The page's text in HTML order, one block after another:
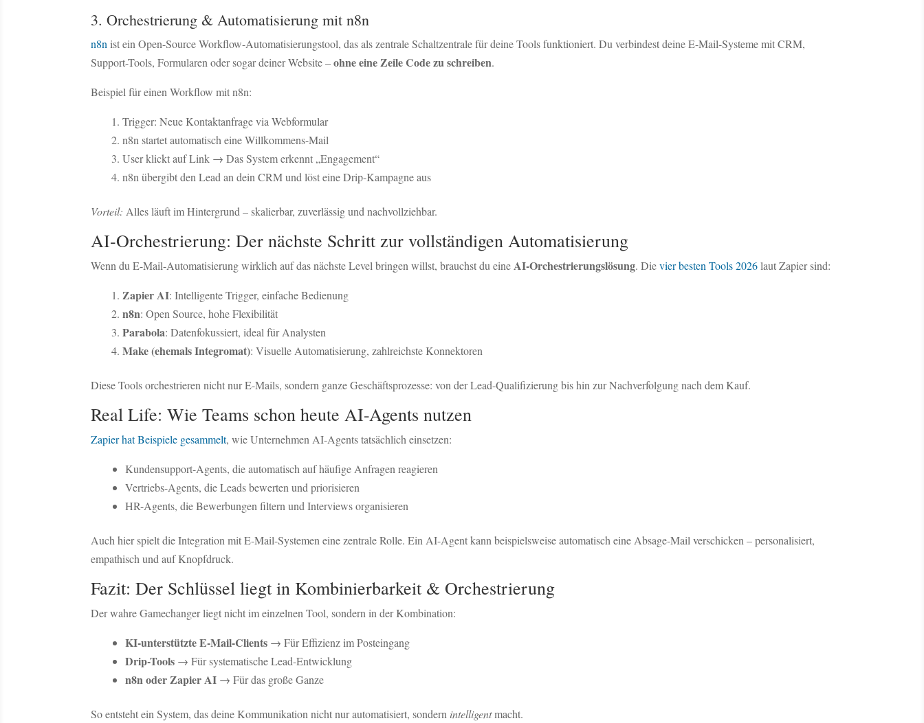
3. Orchestrierung & Automatisierung mit n8n
n8n ist ein Open-Source Workflow-Automatisierungstool, das als zentrale Schaltzentrale für deine Tools funktioniert. Du verbindest deine E-Mail-Systeme mit CRM,
Support-Tools, Formularen oder sogar deiner Website –ohne eine Zeile Code zu schreiben.
Beispiel für einen Workflow mit n8n:
Trigger: Neue Kontaktanfrage via Webformular
n8n startet automatisch eine Willkommens-Mail
User klickt auf Link → Das System erkennt „Engagement“
n8n übergibt den Lead an dein CRM und löst eine Drip-Kampagne aus
Vorteil: Alles läuft im Hintergrund – skalierbar, zuverlässig und nachvollziehbar.
AI-Orchestrierung: Der nächste Schritt zur vollständigen Automatisierung
Wenn du E-Mail-Automatisierung wirklich auf das nächste Level bringen willst, brauchst du eine AI-Orchestrierungslösung. Dievier besten Tools 2026laut Zapier sind:
Zapier AI: Intelligente Trigger, einfache Bedienung
n8n: Open Source, hohe Flexibilität
Parabola: Datenfokussiert, ideal für Analysten
Make (ehemals Integromat): Visuelle Automatisierung, zahlreichste Konnektoren
Diese Tools orchestrieren nicht nur E-Mails, sondern ganze Geschäftsprozesse: von der Lead-Qualifizierung bis hin zur Nachverfolgung nach dem Kauf.
Real Life: Wie Teams schon heute AI-Agents nutzen
Zapier hat Beispiele gesammelt, wie Unternehmen AI-Agents tatsächlich einsetzen:
Kundensupport-Agents, die automatisch auf häufige Anfragen reagieren
Vertriebs-Agents, die Leads bewerten und priorisieren
HR-Agents, die Bewerbungen filtern und Interviews organisieren
Auch hier spielt die Integration mit E-Mail-Systemen eine zentrale Rolle. Ein AI-Agent kann beispielsweise automatisch eine Absage-Mail verschicken – personalisiert,
empathisch und auf Knopfdruck.
Fazit: Der Schlüssel liegt in Kombinierbarkeit & Orchestrierung
Der wahre Gamechanger liegt nicht im einzelnen Tool, sondern in der Kombination:
KI-unterstützte E-Mail-Clients → Für Effizienz im Posteingang
Drip-Tools → Für systematische Lead-Entwicklung
n8n oder Zapier AI → Für das große Ganze
So entsteht ein System, das deine Kommunikation nicht nur automatisiert, sondern intelligentmacht.